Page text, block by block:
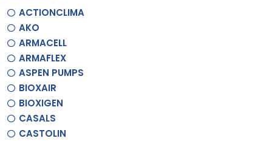
ACTIONCLIMA
AKO
ARMACELL
ARMAFLEX
ASPEN PUMPS
BIOXAIR
BIOXIGEN
CASALS
CASTOLIN